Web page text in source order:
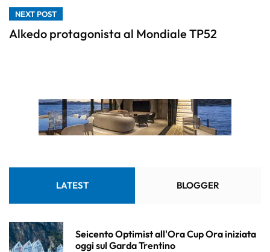
NEXT POST
Alkedo protagonista al Mondiale TP52
LATEST BLOGGER
Seicento Optimist all'Ora Cup Ora iniziata
oggi sul Garda Trentino